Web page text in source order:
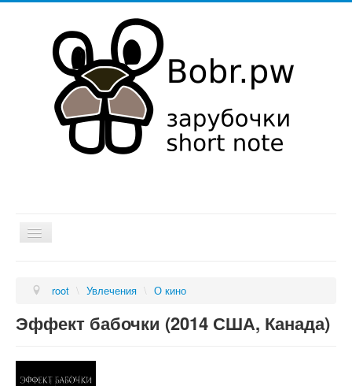
Мысли в слух
Об it
О книгах
root \ Увлечения \ О кино
Эффект бабочки (2014 США, Канада)